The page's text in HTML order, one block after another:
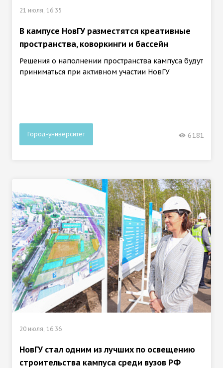
21 июля, 16:35
В кампусе НовГУ разместятся креативные
пространства, коворкинги и бассейн
Решения о наполнении пространства кампуса будут
приниматься при активном участии НовГУ
Город-университет 6181
20 июля, 16:36
НовГУ стал одним из лучших по освещению
строительства кампуса среди вузов РФ